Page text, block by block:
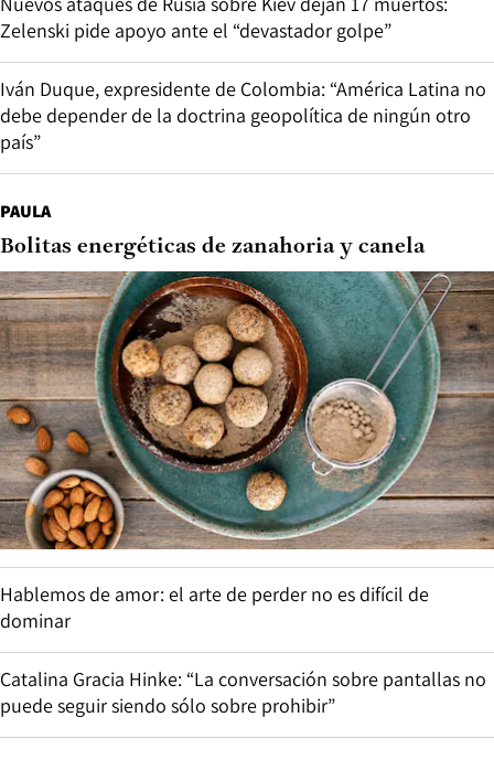
Zelenski pide apoyo ante el “devastador golpe”
Iván Duque, expresidente de Colombia: “América Latina no
debe depender de la doctrina geopolítica de ningún otro
país”
PAULA
Bolitas energéticas de zanahoria y canela
Hablemos de amor: el arte de perder no es difícil de
dominar
Catalina Gracia Hinke: “La conversación sobre pantallas no
puede seguir siendo sólo sobre prohibir”